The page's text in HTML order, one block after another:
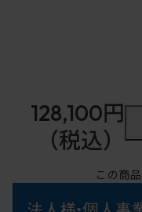
128,100円
（税込）
この商